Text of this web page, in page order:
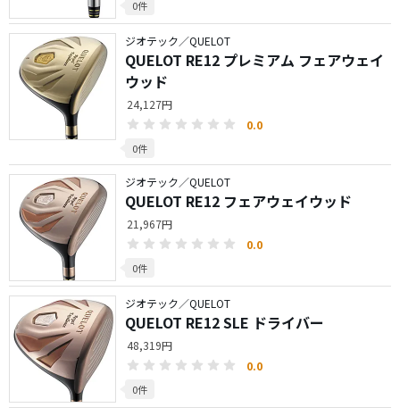
0件
ジオテック／QUELOT
QUELOT RE12 プレミアム フェアウェイ
ウッド
24,127円
0.0
0件
ジオテック／QUELOT
QUELOT RE12 フェアウェイウッド
21,967円
0.0
0件
ジオテック／QUELOT
QUELOT RE12 SLE ドライバー
48,319円
0.0
0件